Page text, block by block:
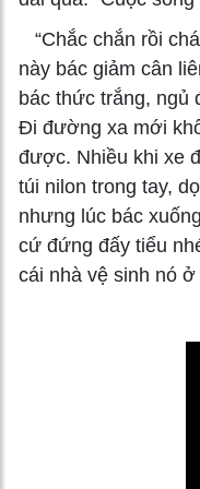
“Chắc chắn rồi
này bác giảm cân
bác thức trắng, ngủ
Đi đường xa mới
được. Nhiều khi xe
túi nilon trong tay,
nhưng lúc bác
cứ đứng đấy tiểu
cái nhà vệ sinh nó